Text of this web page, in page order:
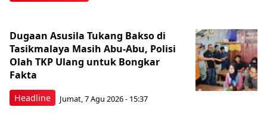
Headline
Dugaan Asusila Tukang Bakso di
Tasikmalaya Masih Abu-Abu, Polisi
Olah TKP Ulang untuk Bongkar
Fakta
Jumat, 7 Agu 2026 - 15:37